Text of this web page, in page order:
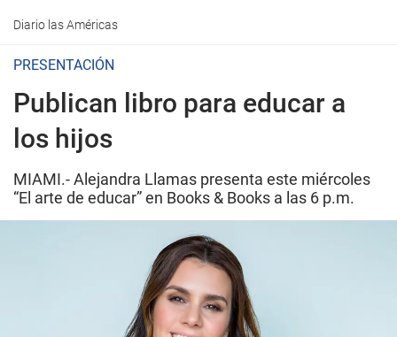
Diario las Américas
PRESENTACIÓN
Publican libro para educar a
los hijos
MIAMI.- Alejandra Llamas presenta este miércoles
“El arte de educar” en Books & Books a las 6 p.m.